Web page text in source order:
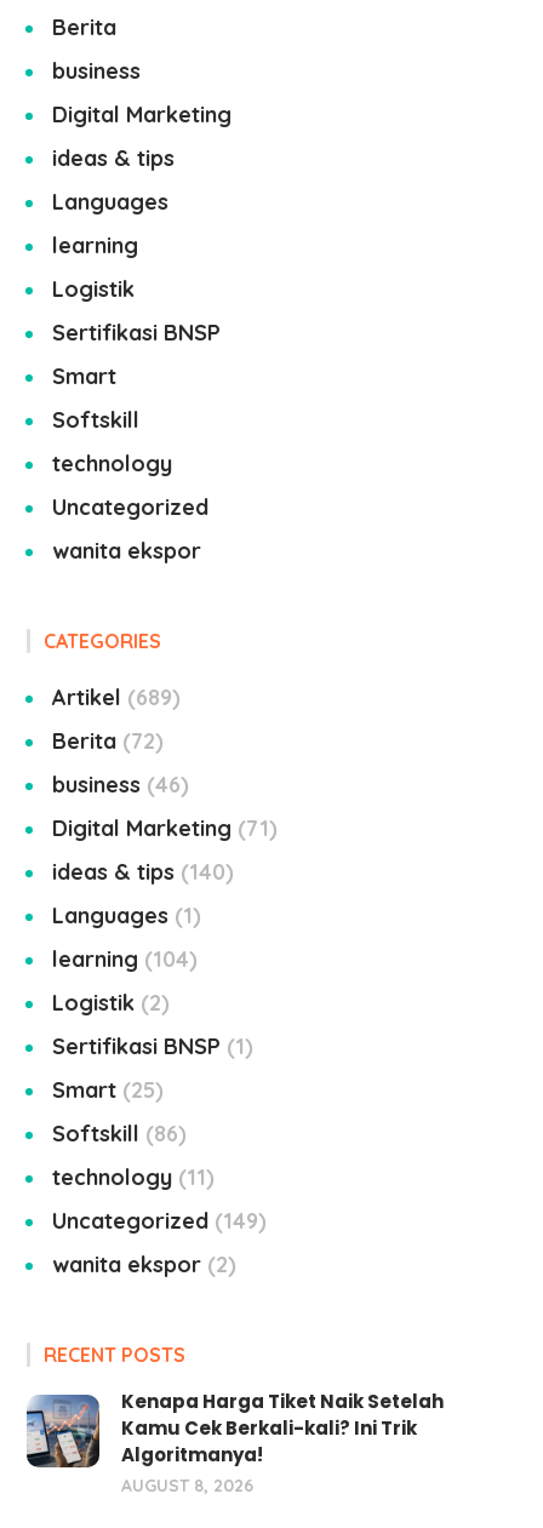
Berita
business
Digital Marketing
ideas & tips
Languages
learning
Logistik
Sertifikasi BNSP
Smart
Softskill
technology
Uncategorized
wanita ekspor
CATEGORIES
Artikel
689
Berita 72
business 46
Digital Marketing
71
ideas & tips
140
Languages
1
learning
104
Logistik 2
Sertifikasi BNSP
1
Smart 25
Softskill
86
technology 11
Uncategorized 149
wanita ekspor 2
RECENT POSTS
Kenapa Harga Tiket Naik Setelah
Kamu Cek Berkali-kali? Ini Trik
Algoritmanya!
AUGUST 8, 2026